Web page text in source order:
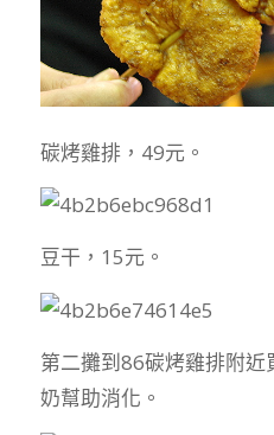
碳烤雞排，49元。
豆干，15元。
第二攤到86碳烤雞排附
奶幫助消化。